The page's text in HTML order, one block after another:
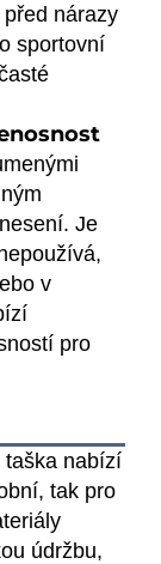
nárazy
sportovní
Je
v
pro
taška nabízí
tak pro
údržbu,